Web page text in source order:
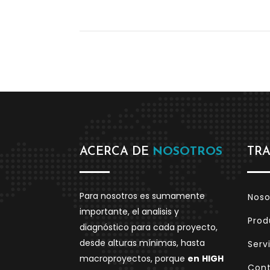
ACERCA DE NOSOTROS
Para nosotros es sumamente
importante, el analisis y
diagnóstico para cada proyecto,
desde alturas mínimas, hasta
macroproyectos, porque en HIGH